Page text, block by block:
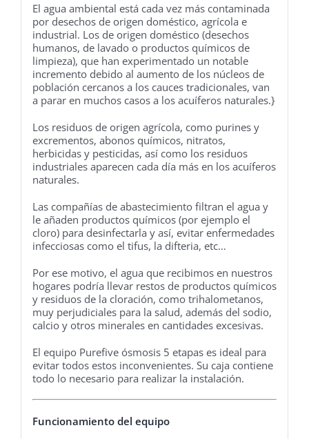
El agua ambiental está cada vez más contaminada
por desechos de origen doméstico, agrícola e
industrial. Los de origen doméstico (desechos
humanos, de lavado o productos químicos de
limpieza), que han experimentado un notable
incremento debido al aumento de los núcleos de
población cercanos a los cauces tradicionales, van
a parar en muchos casos a los acuíferos naturales.}
Los residuos de origen agrícola, como purines y
excrementos, abonos químicos, nitratos,
herbicidas y pesticidas, así como los residuos
industriales aparecen cada día más en los acuíferos
naturales.
Las compañías de abastecimiento filtran el agua y
le añaden productos químicos (por ejemplo el
cloro) para desinfectarla y así, evitar enfermedades
infecciosas como el tifus, la difteria, etc…
Por ese motivo, el agua que recibimos en nuestros
hogares podría llevar restos de productos químicos
y residuos de la cloración, como trihalometanos,
muy perjudiciales para la salud, además del sodio,
calcio y otros minerales en cantidades excesivas.
El equipo Purefive ósmosis 5 etapas es ideal para
evitar todos estos inconvenientes. Su caja contiene
todo lo necesario para realizar la instalación.
Funcionamiento del equipo